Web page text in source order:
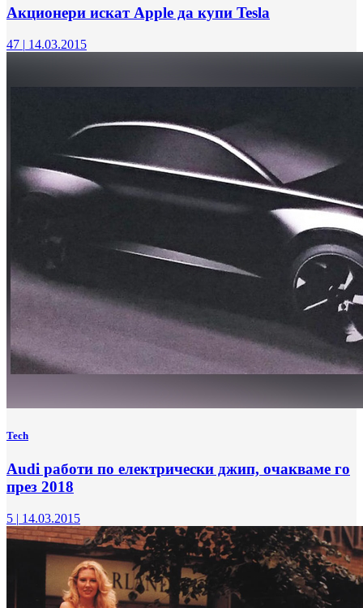
Акционери искат Apple да купи Tesla
47 | 14.03.2015
Tech
Audi работи по електрически джип, очакваме го
през 2018
5 | 14.03.2015